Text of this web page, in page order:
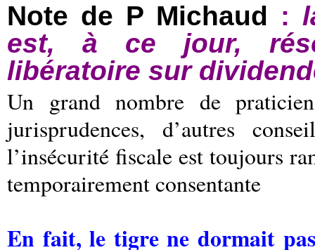
Note de P Michaud :
est, à ce jour,
libératoire sur
Un grand nombre de
jurisprudences, d’autres
l’insécurité fiscale est toujours
temporairement consentante
En fait, le tigre ne dormait